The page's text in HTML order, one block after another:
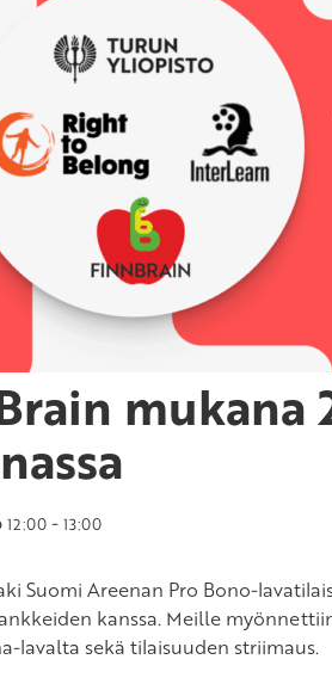
mukana
12:00- 13:00
Suomi Areenan Pro Bono-
kanssa. Meille
lavalta sekä tilaisuuden striimaus.